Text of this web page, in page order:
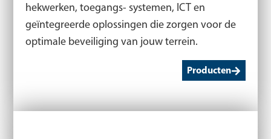
hekwerken, toegangs- systemen, ICT en
geïntegreerde oplossingen die zorgen voor de
optimale beveiliging van jouw terrein.
Producten